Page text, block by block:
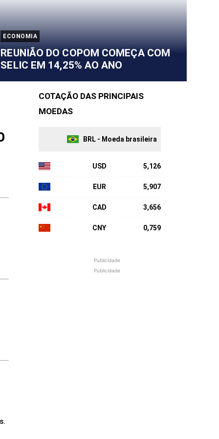
ECONOMIA
REUNIÃO DO COPOM COMEÇA COM
SELIC EM 14,25% AO ANO
COTAÇÃO DAS PRINCIPAIS
MOEDAS
BRL - Moeda brasileira
USD 5,126
EUR 5,907
CAD 3,656
CNY 0,759
Publicidade
Publicidade